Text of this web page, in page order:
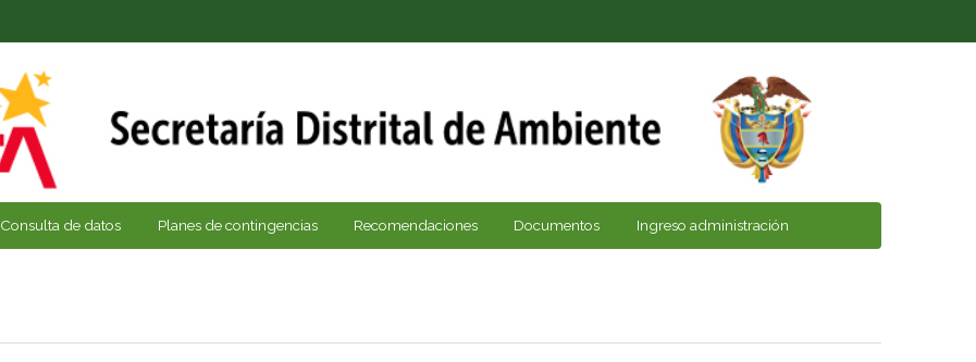
Consulta de datos Planes de contingencias Recomendaciones Documentos Ingreso administración